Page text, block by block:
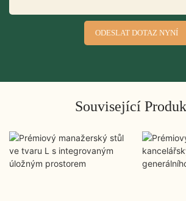
ODESLAT DOTAZ NYNÍ
Související